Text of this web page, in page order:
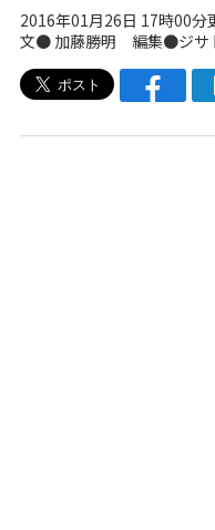
2016年01月26日 17時00分
文● 加藤勝明 編集●ジサ